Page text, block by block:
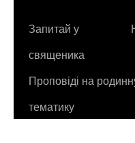
контенту
Запитай у
священика
Проповіді на
тематику